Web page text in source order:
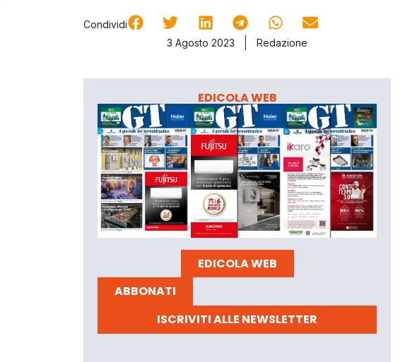
Condividi
3 Agosto 2023
Redazione
EDICOLA WEB
EDICOLA WEB
ABBONATI
ISCRIVITI ALLE NEWSLETTER